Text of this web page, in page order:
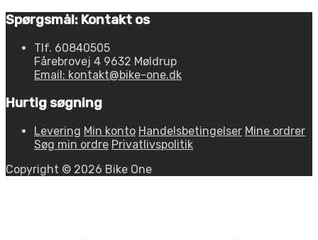
Spørgsmål: Kontakt os
Tlf. 60840505
Fårebrovej 4 9632 Møldrup
Email: kontakt@bike-one.dk
Hurtig søgning
Levering Min konto Handelsbetingelser Mine ordrer
Søg min ordre Privatlivspolitik
Copyright © 2026 Bike One